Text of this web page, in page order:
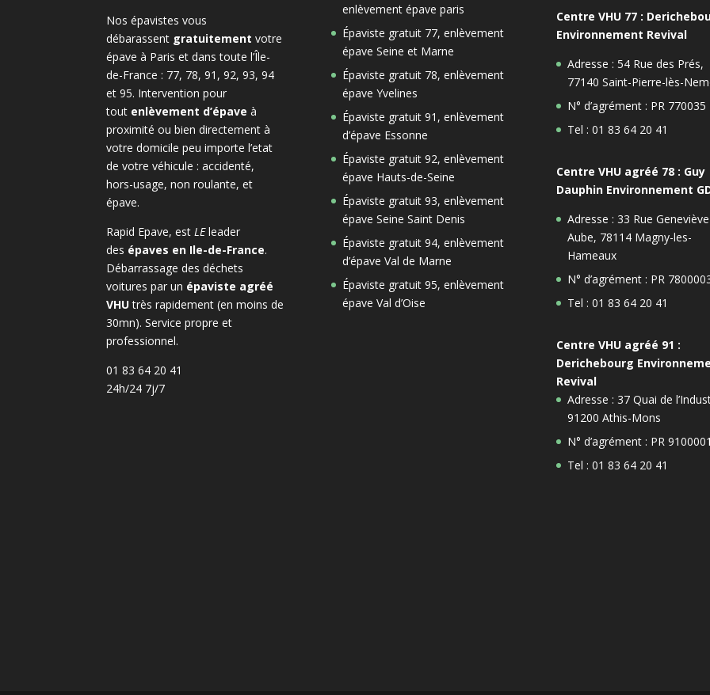
Nos épavistes vous
débarassent gratuitement votre
épave à Paris et dans toute l’Île-
de-France : 77, 78, 91, 92, 93, 94
et 95. Intervention pour
tout enlèvement d’épave à
proximité ou bien directement à
votre domicile peu importe l’etat
de votre véhicule : accidenté,
hors-usage, non roulante, et
épave.
Rapid Epave, est LEleader
des épaves en Ile-de-France.
Débarrassage des déchets
voitures par un épaviste agréé
VHUtrès rapidement (en moins de
30mn). Service propre et
professionnel.
01 83 64 20 41
24h/24 7j/7
enlèvement épave paris
Épaviste gratuit 77, enlèvement
épave Seine et Marne
Épaviste gratuit 78, enlèvement
épave Yvelines
Épaviste gratuit 91, enlèvement
d’épave Essonne
Épaviste gratuit 92, enlèvement
épave Hauts-de-Seine
Épaviste gratuit 93, enlèvement
épave Seine Saint Denis
Épaviste gratuit 94, enlèvement
d’épave Val de Marne
Épaviste gratuit 95, enlèvement
épave Val d’Oise
Centre VHU 77 :
Environnement Revival
Adresse : 54 Rue des Prés,
77140 Saint-Pierre-lès-
N° d’agrément : PR 770035
Tel : 01 83 64 20 41
Centre VHU agréé 78 : Guy
Dauphin Environnement
Adresse : 33 Rue Geneviève
Aube, 78114 Magny-les-
Hameaux
N° d’agrément : PR
Tel : 01 83 64 20 41
Centre VHU agréé 91 :
Derichebourg
Revival
Adresse : 37 Quai de
91200 Athis-Mons
N° d’agrément : PR
Tel : 01 83 64 20 41